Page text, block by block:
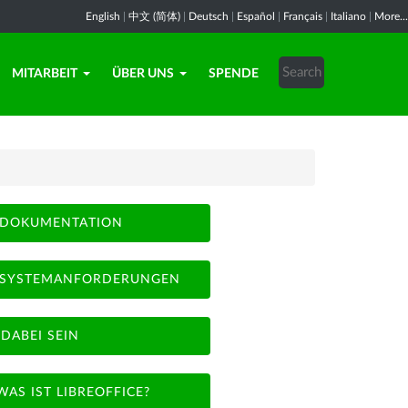
English 中文 (简体) Deutsch Español Français Italiano More...
MITARBEIT ÜBER UNS SPENDE
DOKUMENTATION
SYSTEMANFORDERUNGEN
DABEI SEIN
IST LIBREOFFICE?